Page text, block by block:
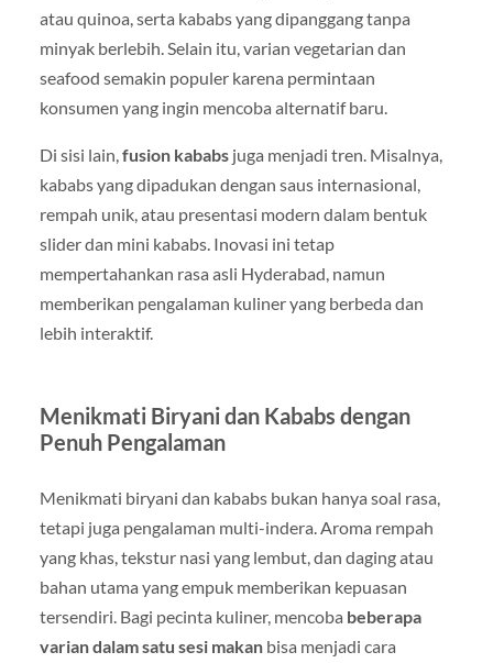
atau quinoa, serta kababs yang dipanggang tanpa
minyak berlebih. Selain itu, varian vegetarian dan
seafood semakin populer karena permintaan
konsumen yang ingin mencoba alternatif baru.
Di sisi lain,fusion kababsjuga menjadi tren. Misalnya,
kababs yang dipadukan dengan saus internasional,
rempah unik, atau presentasi modern dalam bentuk
slider dan mini kababs. Inovasi ini tetap
mempertahankan rasa asli Hyderabad, namun
memberikan pengalaman kuliner yang berbeda dan
lebih interaktif.
Menikmati Biryani dan Kababs dengan
Penuh Pengalaman
Menikmati biryani dan kababs bukan hanya soal rasa,
tetapi juga pengalaman multi-indera. Aroma rempah
yang khas, tekstur nasi yang lembut, dan daging atau
bahan utama yang empuk memberikan kepuasan
tersendiri. Bagi pecinta kuliner, mencoba beberapa
varian dalam satu sesi makanbisa menjadi cara